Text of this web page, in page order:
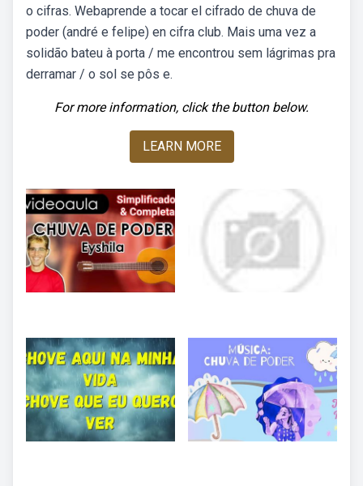
o cifras. Webaprende a tocar el cifrado de chuva de
poder (andré e felipe) en cifra club. Mais uma vez a
solidão bateu à porta / me encontrou sem lágrimas pra
derramar / o sol se pôs e.
For more information, click the button below.
LEARN MORE